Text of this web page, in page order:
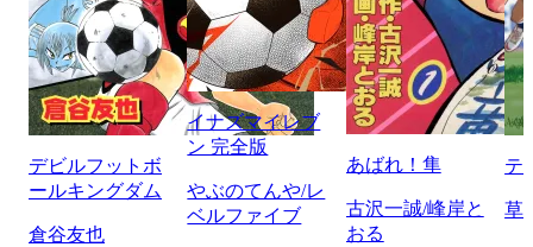
デビルフットボ
ールキングダム
倉谷友也
イナズマイレブ
ン 完全版
やぶのてんや/レ
ベルファイブ
あばれ！隼
古沢一誠/峰岸と
おる
テ
草